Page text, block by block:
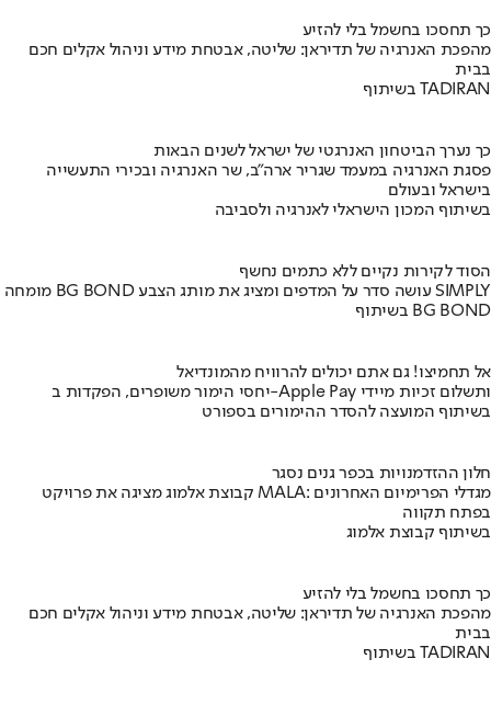
כך תחסכו בחשמל בלי להזיע
מהפכת האנרגיה של תדיראן: שליטה, אבטחת מידע וניהול אקלים חכם
בבית
בשיתוף TADIRAN
כך נערך הביטחון האנרגטי של ישראל לשנים הבאות
פסגת האנרגיה במעמד שגריר ארה"ב, שר האנרגיה ובכירי התעשייה
בישראל ובעולם
בשיתוף המכון הישראלי לאנרגיה ולסביבה
הסוד לקירות נקיים ללא כתמים נחשף
מומחה BG BOND עושה סדר על המדפים ומציג את מותג הצבע SIMPLY
בשיתוף BG BOND
אל תחמיצו! גם אתם יכולים להרוויח מהמונדיאל
יחסי הימור משופרים, הפקדות ב-Apple Pay ותשלום זכיות מיידי
בשיתוף המועצה להסדר ההימורים בספורט
חלון ההזדמנויות בכפר גנים נסגר
קבוצת אלמוג מציגה את פרויקט MALA: מגדלי הפרימיום האחרונים
בפתח תקווה
בשיתוף קבוצת אלמוג
כך תחסכו בחשמל בלי להזיע
מהפכת האנרגיה של תדיראן: שליטה, אבטחת מידע וניהול אקלים חכם
בבית
בשיתוף TADIRAN